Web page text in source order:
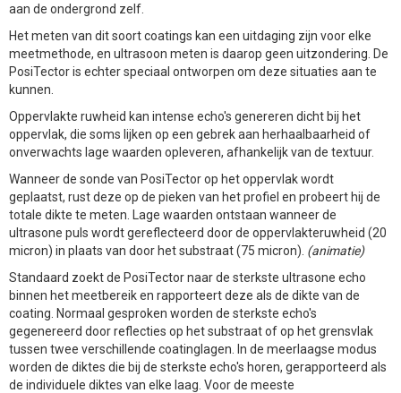
aan de ondergrond zelf.
Het meten van dit soort coatings kan een uitdaging zijn voor elke
meetmethode, en ultrasoon meten is daarop geen uitzondering. De
PosiTector is echter speciaal ontworpen om deze situaties aan te
kunnen.
Oppervlakte ruwheid kan intense echo's genereren dicht bij het
oppervlak, die soms lijken op een gebrek aan herhaalbaarheid of
onverwachts lage waarden opleveren, afhankelijk van de textuur.
Wanneer de sonde van PosiTector op het oppervlak wordt
geplaatst, rust deze op de pieken van het profiel en probeert hij de
totale dikte te meten. Lage waarden ontstaan wanneer de
ultrasone puls wordt gereflecteerd door de oppervlakteruwheid (20
micron) in plaats van door het substraat (75 micron). (animatie)
Standaard zoekt de PosiTector naar de sterkste ultrasone echo
binnen het meetbereik en rapporteert deze als de dikte van de
coating. Normaal gesproken worden de sterkste echo's
gegenereerd door reflecties op het substraat of op het grensvlak
tussen twee verschillende coatinglagen. In de meerlaagse modus
worden de diktes die bij de sterkste echo's horen, gerapporteerd als
de individuele diktes van elke laag. Voor de meeste